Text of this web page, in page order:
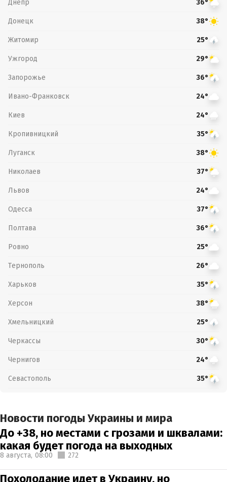
Днепр 36°
Донецк 38°
Житомир 25°
Ужгород 29°
Запорожье 36°
Ивано-Франковск 24°
Киев 24°
Кропивницкий 35°
Луганск 38°
Николаев 37°
Львов 24°
Одесса 37°
Полтава 36°
Ровно 25°
Тернополь 26°
Харьков 35°
Херсон 38°
Хмельницкий 25°
Черкассы 30°
Чернигов 24°
Севастополь 35°
Новости погоды Украины и мира
До +38, но местами с грозами и шквалами:
какая будет погода на выходных
8 августа, 08:00 272
Похолодание идет в Украину, но